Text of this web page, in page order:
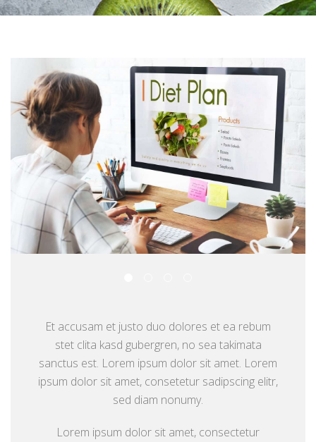
Et accusam et justo duo dolores et ea rebum
stet clita kasd gubergren, no sea takimata
sanctus est. Lorem ipsum dolor sit amet. Lorem
ipsum dolor sit amet, consetetur sadipscing elitr,
sed diam nonumy.
Lorem ipsum dolor sit amet, consectetur